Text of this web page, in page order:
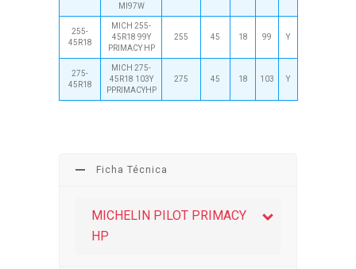
MI97W
255-
45R18
MICH 255-
45R18 99Y
PRIMACY HP
255 45 18 99 Y
275-
45R18
MICH 275-
45R18 103Y
PPRIMACYHP
275 45 18 103 Y
Ficha Técnica
MICHELIN PILOT PRIMACY
HP